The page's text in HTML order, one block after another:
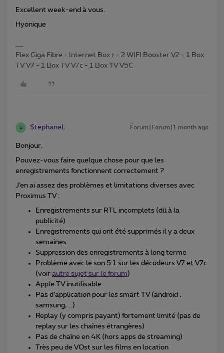
Excellent week-end à vous.
Hyonique
Flex Giga Fibre - Internet Box+ - 2 WIFI Booster V2 - 1 Box
TV V7 - 1 Box TV V7c - 1 Box TV V5C
S StephaneL Forum|Forum|1 month ago
Bonjour,
Pouvez-vous faire quelque chose pour que les
enregistrements fonctionnent correctement ?
J’en ai assez des problèmes et limitations diverses avec
Proximus TV :
Enregistrements sur RTL incomplets (dû à la
publicité)
Enregistrements qui ont été supprimés il y a deux
semaines.
Suppression des enregistrements à long terme
Problème avec le son 5.1 sur les décodeurs V7 et V7c
(voir autre sujet sur le forum)
Apple TV inutilisable
Pas d’application pour les smart TV (android ,
samsung, ...)
Replay (y compris payant) fortement limité (pas de
replay sur les chaînes étrangères)
Pas de chaîne en 4K (hors apps de streaming)
Très peu de VOst sur les films en location